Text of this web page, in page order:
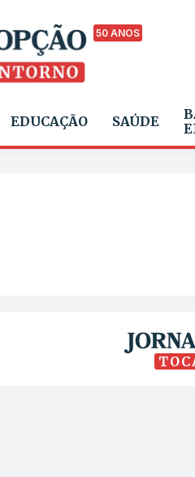
50 ANOS
EDUCAÇÃO SAÚDE